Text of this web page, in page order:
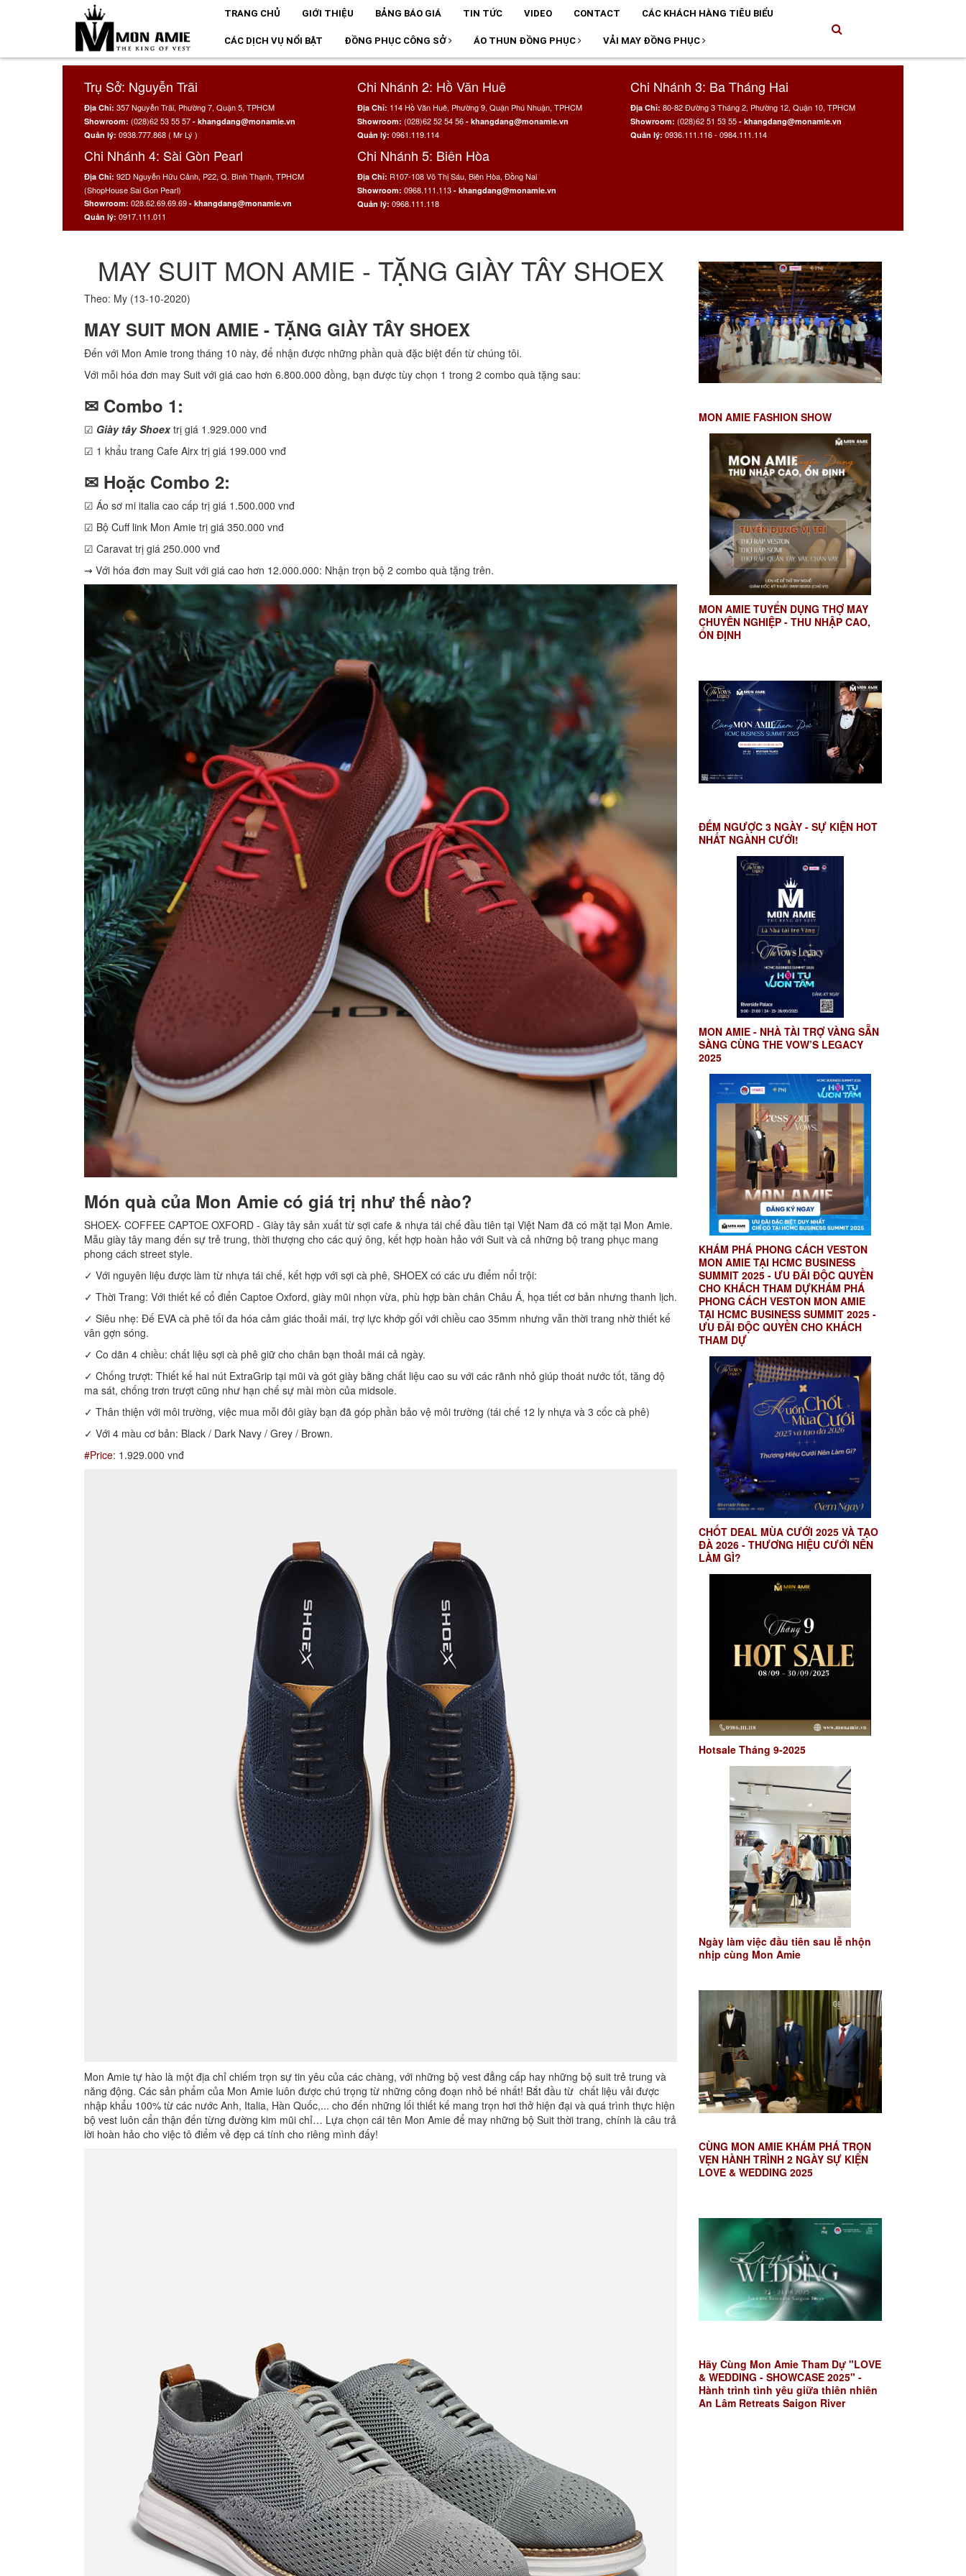
TRANG CHỦ GIỚI THIỆU BẢNG BÁO GIÁ TIN TỨC VIDEO CONTACT CÁC KHÁCH HÀNG TIÊU BIỂU
CÁC DỊCH VỤ NỔI BẬT ĐỒNG PHỤC CÔNG SỞ ÁO THUN ĐỒNG PHỤC VẢI MAY ĐỒNG PHỤC
Trụ Sở: Nguyễn Trãi
Địa Chỉ: 357 Nguyễn Trãi, Phường 7, Quận 5, TPHCM
Showroom: (028)62 53 55 57 - khangdang@monamie.vn
Quản lý: 0938.777.868 ( Mr Lý )
Chi Nhánh 2: Hồ Văn Huê
Địa Chỉ: 114 Hồ Văn Huê, Phường 9, Quận Phú Nhuận, TPHCM
Showroom: (028)62 52 54 56 - khangdang@monamie.vn
Quản lý: 0961.119.114
Chi Nhánh 3: Ba Tháng Hai
Địa Chỉ: 80-82 Đường 3 Tháng 2, Phường 12, Quận 10, TPHCM
Showroom: (028)62 51 53 55 - khangdang@monamie.vn
Quản lý: 0936.111.116 - 0984.111.114
Chi Nhánh 4: Sài Gòn Pearl
Địa Chỉ: 92D Nguyễn Hữu Cảnh, P22, Q. Bình Thạnh, TPHCM
(ShopHouse Sai Gon Pearl)
Showroom: 028.62.69.69.69 - khangdang@monamie.vn
Quản lý: 0917.111.011
Chi Nhánh 5: Biên Hòa
Địa Chỉ: R107-108 Võ Thị Sáu, Biên Hòa, Đồng Nai
Showroom: 0968.111.113 - khangdang@monamie.vn
Quản lý: 0968.111.118
MAY SUIT MON AMIE - TẶNG GIÀY TÂY SHOEX
Theo: My (13-10-2020)
MAY SUIT MON AMIE - TẶNG GIÀY TÂY SHOEX
Đến với Mon Amie trong tháng 10 này, để nhận được những phần quà đặc biệt đến từ chúng tôi.
Với mỗi hóa đơn may Suit với giá cao hơn 6.800.000 đồng, bạn được tùy chọn 1 trong 2 combo quà tặng sau:
✉ Combo 1:
☑ Giày tây Shoextrị giá 1.929.000 vnđ
☑ 1 khẩu trang Cafe Airx trị giá 199.000 vnđ
✉ Hoặc Combo 2:
☑ Áo sơ mi italia cao cấp trị giá 1.500.000 vnđ
☑ Bộ Cuff link Mon Amie trị giá 350.000 vnđ
☑ Caravat trị giá 250.000 vnđ
⇝ Với hóa đơn may Suit với giá cao hơn 12.000.000: Nhận trọn bộ 2 combo quà tặng trên.
Món quà của Mon Amie có giá trị như thế nào?
SHOEX- COFFEE CAPTOE OXFORD - Giày tây sản xuất từ sợi cafe & nhựa tái chế đầu tiên tại Việt Nam đã có mặt tại Mon Amie.
Mẫu giày tây mang đến sự trẻ trung, thời thượng cho các quý ông, kết hợp hoàn hảo với Suit và cả những bộ trang phục mang
phong cách street style.
✓ Với nguyên liệu được làm từ nhựa tái chế, kết hợp với sợi cà phê, SHOEX có các ưu điểm nổi trội:
✓ Thời Trang: Với thiết kế cổ điển Captoe Oxford, giày mũi nhọn vừa, phù hợp bàn chân Châu Á, họa tiết cơ bản nhưng thanh lịch.
✓ Siêu nhẹ: Đế EVA cà phê tối đa hóa cảm giác thoải mái, trợ lực khớp gối với chiều cao 35mm nhưng vẫn thời trang nhờ thiết kế
vân gợn sóng.
✓ Co dãn 4 chiều: chất liệu sợi cà phê giữ cho chân bạn thoải mái cả ngày.
✓ Chống trượt: Thiết kế hai nút ExtraGrip tại mũi và gót giày bằng chất liệu cao su với các rãnh nhỏ giúp thoát nước tốt, tăng độ
ma sát, chống trơn trượt cũng như hạn chế sự mài mòn của midsole.
✓ Thân thiện với môi trường, việc mua mỗi đôi giày bạn đã góp phần bảo vệ môi trường (tái chế 12 ly nhựa và 3 cốc cà phê)
✓ Với 4 màu cơ bản: Black / Dark Navy / Grey / Brown.
#Price: 1.929.000 vnđ
Mon Amie tự hào là một địa chỉ chiếm trọn sự tin yêu của các chàng, với những bộ vest đẳng cấp hay những bộ suit trẻ trung và
năng động. Các sản phẩm của Mon Amie luôn được chú trọng từ những công đoạn nhỏ bé nhất! Bắt đầu từ chất liệu vải được
nhập khẩu 100% từ các nước Anh, Italia, Hàn Quốc,... cho đến những lối thiết kế mang trọn hơi thở hiện đại và quá trình thực hiện
bộ vest luôn cẩn thận đến từng đường kim mũi chỉ… Lựa chọn cái tên Mon Amie để may những bộ Suit thời trang, chính là câu trả
lời hoàn hảo cho việc tô điểm vẻ đẹp cá tính cho riêng mình đấy!
MON AMIE FASHION SHOW
MON AMIE TUYỂN DỤNG THỢ MAY
CHUYÊN NGHIỆP - THU NHẬP CAO,
ỔN ĐỊNH
ĐẾM NGƯỢC 3 NGÀY - SỰ KIỆN HOT
NHẤT NGÀNH CƯỚI!
MON AMIE - NHÀ TÀI TRỢ VÀNG SẴN
SÀNG CÙNG THE VOW’S LEGACY
2025
KHÁM PHÁ PHONG CÁCH VESTON
MON AMIE TẠI HCMC BUSINESS
SUMMIT 2025 - ƯU ĐÃI ĐỘC QUYỀN
CHO KHÁCH THAM DỰKHÁM PHÁ
PHONG CÁCH VESTON MON AMIE
TẠI HCMC BUSINESS SUMMIT 2025 -
ƯU ĐÃI ĐỘC QUYỀN CHO KHÁCH
THAM DỰ
CHỐT DEAL MÙA CƯỚI 2025 VÀ TẠO
ĐÀ 2026 - THƯƠNG HIỆU CƯỚI NÊN
LÀM GÌ?
Hotsale Tháng 9-2025
Ngày làm việc đầu tiên sau lễ nhộn
nhịp cùng Mon Amie
CÙNG MON AMIE KHÁM PHÁ TRỌN
VẸN HÀNH TRÌNH 2 NGÀY SỰ KIỆN
LOVE & WEDDING 2025
Hãy Cùng Mon Amie Tham Dự "LOVE
& WEDDING - SHOWCASE 2025" -
Hành trình tình yêu giữa thiên nhiên
An Lâm Retreats Saigon River